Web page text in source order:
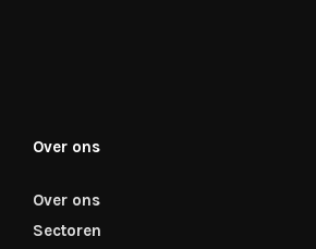
Over ons
Over ons
Sectoren